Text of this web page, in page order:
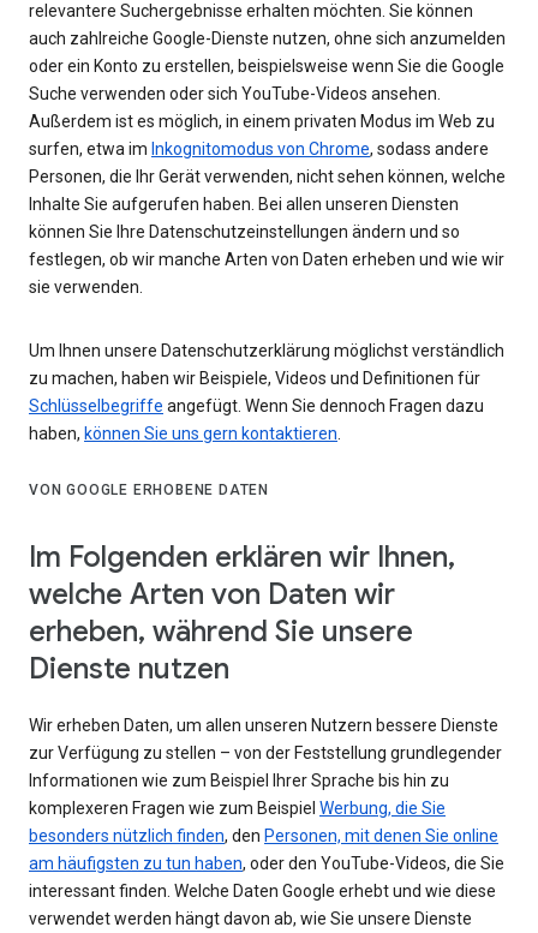
relevantere Suchergebnisse erhalten möchten. Sie können
auch zahlreiche Google-Dienste nutzen, ohne sich anzumelden
oder ein Konto zu erstellen, beispielsweise wenn Sie die Google
Suche verwenden oder sich YouTube-Videos ansehen.
Außerdem ist es möglich, in einem privaten Modus im Web zu
surfen, etwa im Inkognitomodus von Chrome, sodass andere
Personen, die Ihr Gerät verwenden, nicht sehen können, welche
Inhalte Sie aufgerufen haben. Bei allen unseren Diensten
können Sie Ihre Datenschutzeinstellungen ändern und so
festlegen, ob wir manche Arten von Daten erheben und wie wir
sie verwenden.
Um Ihnen unsere Datenschutzerklärung möglichst verständlich
zu machen, haben wir Beispiele, Videos und Definitionen für
Schlüsselbegriffe angefügt. Wenn Sie dennoch Fragen dazu
haben, können Sie uns gern kontaktieren.
VON GOOGLE ERHOBENE DATEN
Im Folgenden erklären wir Ihnen,
welche Arten von Daten wir
erheben, während Sie unsere
Dienste nutzen
Wir erheben Daten, um allen unseren Nutzern bessere Dienste
zur Verfügung zu stellen – von der Feststellung grundlegender
Informationen wie zum Beispiel Ihrer Sprache bis hin zu
komplexeren Fragen wie zum Beispiel Werbung, die Sie
besonders nützlich finden, den Personen, mit denen Sie online
am häufigsten zu tun haben, oder den YouTube-Videos, die Sie
interessant finden. Welche Daten Google erhebt und wie diese
verwendet werden hängt davon ab, wie Sie unsere Dienste